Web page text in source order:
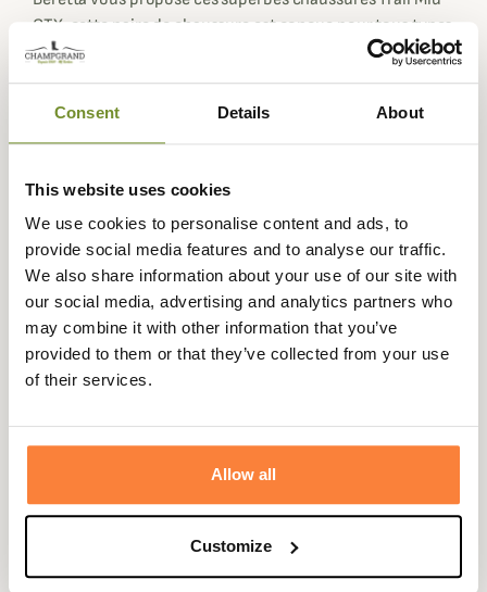
Consent Details About
This website uses cookies
We use cookies to personalise content and ads, to
provide social media features and to analyse our traffic.
We also share information about your use of our site with
our social media, advertising and analytics partners who
may combine it with other information that you’ve
provided to them or that they’ve collected from your use
of their services.
Allow all
Customize
GTX, cette paire de chaussure est conçue pour tous types
de chasses.
Les chaussures Trail Mid GTX sont conçues en cuir gras ce
qui rend la chaussure imperméable et robuste. De plus la
chaussure est dotée d'un coté en caoutchouc pour plus
menbrane GORE-TEX Insulated pour lui apporter une
étanchéité parfaite en plus d'être respirante.
Cette paire de chaussure Beretta Trail Mid GTX est
parfaite pour la période hivernale.
Pas besoin d'avoir plusieurs paires de chaussures cette
paire Trail Mid GTX Beretta est utilisable pour les
soit au poste ou pour rabattre.
Les chassures Trail Mid GTX possèdent une semelle
maximal lors de vos marches.
Fiche technique